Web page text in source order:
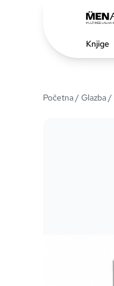
Knjige
Početna/ Glazba/